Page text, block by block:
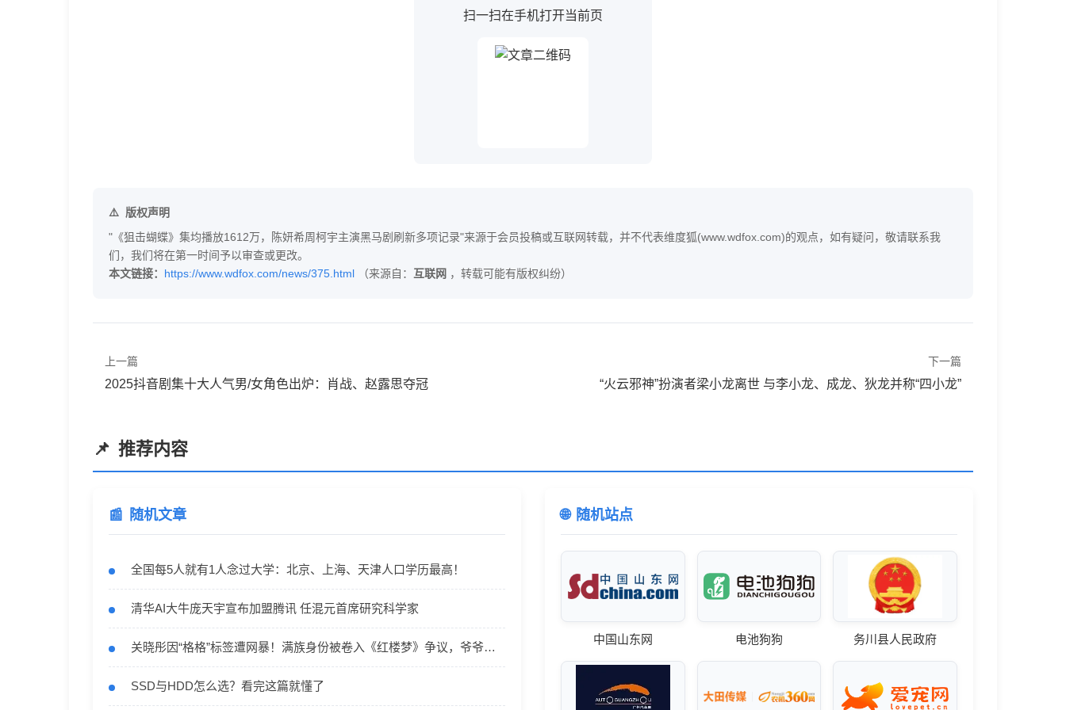
扫一扫在手机打开当前页
版权声明
"《狙击蝴蝶》集均播放1612万，陈妍希周柯宇主演黑马剧刷新多项记录"来源于会员投稿或互联网转载，并不代表维度狐(www.wdfox.com)的观点，如有疑问，敬请联系我
们，我们将在第一时间予以审查或更改。
本文链接： https://www.wdfox.com/news/375.html （来源自： 互联网 ，转载可能有版权纠纷）
上一篇
2025抖音剧集十大人气男/女角色出炉：肖战、赵露思夺冠
下一篇
“火云邪神”扮演者梁小龙离世 与李小龙、成龙、狄龙并称“四小龙”
推荐内容
随机文章
全国每5人就有1人念过大学：北京、上海、天津人口学历最高！
清华AI大牛庞天宇宣布加盟腾讯 任混元首席研究科学家
关晓彤因“格格”标签遭网暴！满族身份被卷入《红楼梦》争议，爷爷关学曾生平被澄清
SSD与HDD怎么选？看完这篇就懂了
随机站点
中国山东网 电池狗狗 务川县人民政府